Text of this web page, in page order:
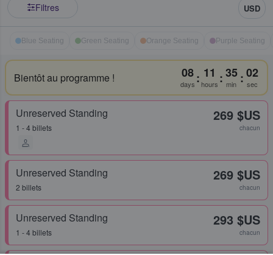
Filtres USD
Blue Seating Green Seating Orange Seating Purple Seating
Bientôt au programme ! 08
days : 11
hours :35
min :02
sec
Unreserved Standing
1 - 4 billets
269 $US
chacun
Unreserved Standing
2 billets
269 $US
chacun
Unreserved Standing
1 - 4 billets
293 $US
chacun